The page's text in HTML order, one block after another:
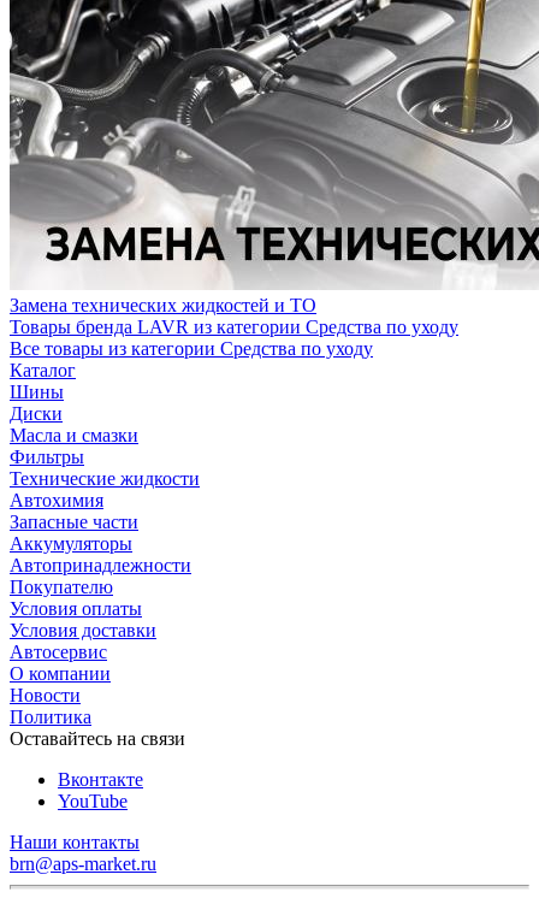
Замена технических жидкостей и ТО
Товары бренда LAVR из категории Средства по уходу
Все товары из категории Средства по уходу
Каталог
Шины
Диски
Масла и смазки
Фильтры
Технические жидкости
Автохимия
Запасные части
Аккумуляторы
Автопринадлежности
Покупателю
Условия оплаты
Условия доставки
Автосервис
О компании
Новости
Политика
Оставайтесь на связи
Вконтакте
YouTube
Наши контакты
brn@aps-market.ru